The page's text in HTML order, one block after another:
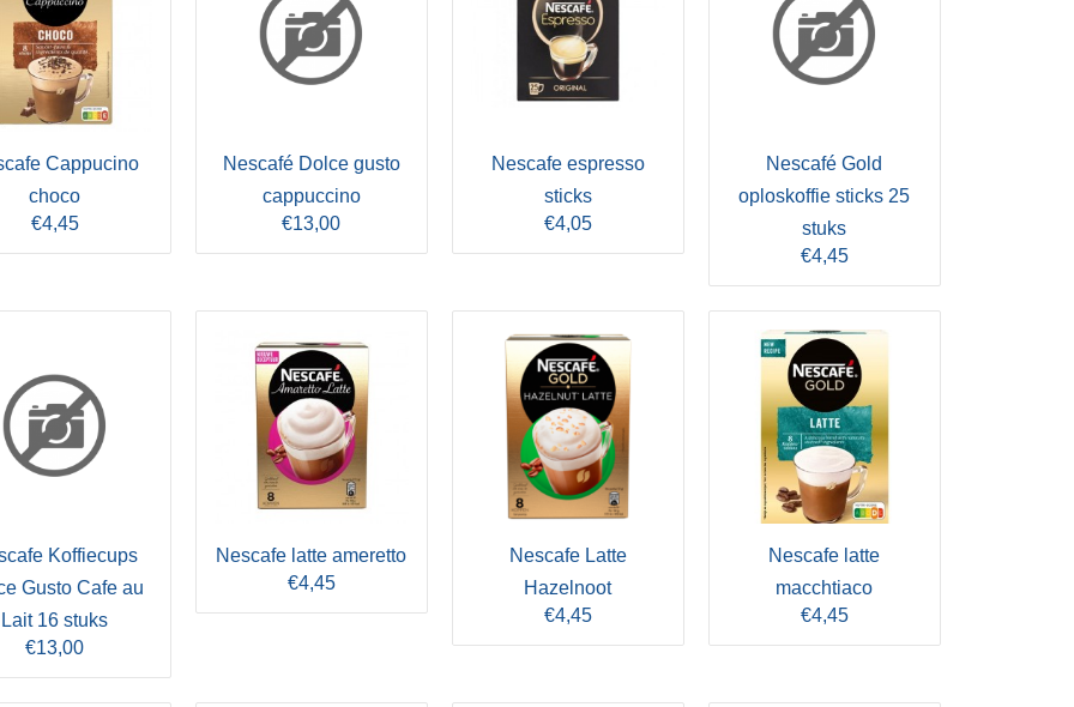
Cappucino
choco
€4,45
Nescafé Dolce gusto
cappuccino
€13,00
Nescafe espresso
sticks
€4,05
Nescafé Gold
oploskoffie sticks 25
stuks
€4,45
Koffiecups
Gusto Cafe au
Lait 16 stuks
€13,00
Nescafe latte ameretto
€4,45
Nescafe Latte
Hazelnoot
€4,45
Nescafe latte
macchtiaco
€4,45